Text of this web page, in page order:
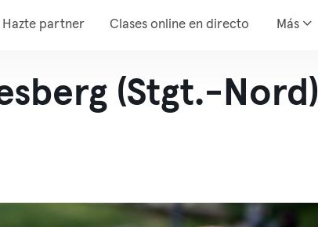
Hazte partner Clases online en directo Más
(Stgt.-Nord)